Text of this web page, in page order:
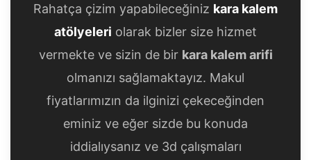
Rahatça çizim yapabileceğiniz kara kalem
atölyeleri olarak bizler size hizmet
vermekte ve sizin de bir kara kalem arifi
olmanızı sağlamaktayız. Makul
fiyatlarımızın da ilginizi çekeceğinden
eminiz ve eğer sizde bu konuda
iddialıysanız ve 3d çalışmaları